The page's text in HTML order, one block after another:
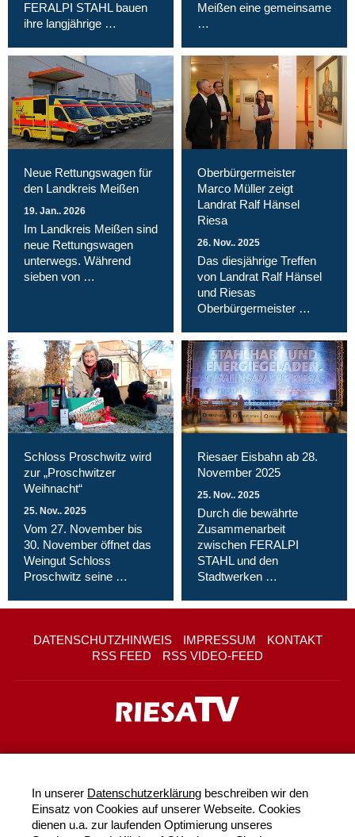
FERALPI STAHL bauen
ihre langjährige …
Meißen eine gemeinsame
…
Neue Rettungswagen für
den Landkreis Meißen
19. Jan.. 2026
Im Landkreis Meißen sind
neue Rettungswagen
unterwegs. Während
sieben von …
Oberbürgermeister
Marco Müller zeigt
Landrat Ralf Hänsel
Riesa
26. Nov.. 2025
Das diesjährige Treffen
von Landrat Ralf Hänsel
und Riesas
Oberbürgermeister …
Schloss Proschwitz wird
zur „Proschwitzer
Weihnacht“
25. Nov.. 2025
Vom 27. November bis
30. November öffnet das
Weingut Schloss
Proschwitz seine …
Riesaer Eisbahn ab 28.
November 2025
25. Nov.. 2025
Durch die bewährte
Zusammenarbeit
zwischen FERALPI
STAHL und den
Stadtwerken …
DATENSCHUTZHINWEIS IMPRESSUM
KONTAKT
RSS FEED
RSS VIDEO-FEED
In unserer Datenschutzerklärung beschreiben wir den
Einsatz von Cookies auf unserer Webseite. Cookies
dienen u.a. zur laufenden Optimierung unseres